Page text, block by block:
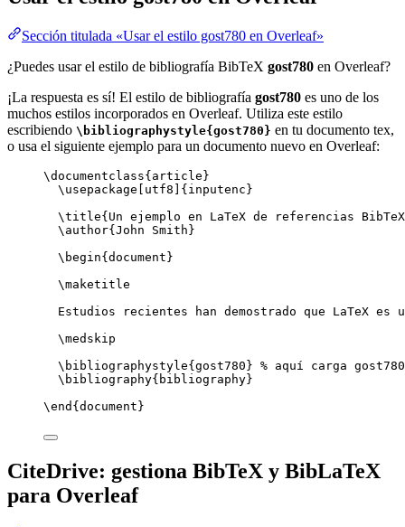
Sección titulada «Usar el estilo gost780 en Overleaf»
¿Puedes usar el estilo de bibliografía BibTeX gost780 en Overleaf?
¡La respuesta es sí! El estilo de bibliografía gost780 es uno de los
muchos estilos incorporados en Overleaf. Utiliza este estilo
escribiendo \bibliographystyle{gost780} en tu documento tex,
o usa el siguiente ejemplo para un documento nuevo en Overleaf:
\documentclass{ article }
\usepackage
utf8 ]{ inputenc }
\title{Un ejemplo en LaTeX de referencias
\author{John Smith}
\begin{ document }
\maketitle
Estudios recientes han demostrado que LaTeX
\medskip
\bibliographystyle{gost780} % aquí carga
\bibliography{bibliography}
\end { document }
CiteDrive: gestiona BibTeX y BibLaTeX
para Overleaf